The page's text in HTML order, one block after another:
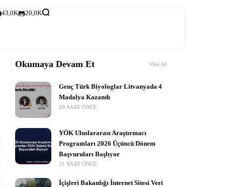
43,0K 20,0K
Okumaya Devam Et View All
Genç Türk Biyologlar Litvanyada 4
Madalya Kazandı
20 SAAT ÖNCE
YÖK Uluslararası Araştırmacı
Programları 2026 Üçüncü Dönem
Başvuruları Başlıyor
21 SAAT ÖNCE
İçişleri Bakanlığı İnternet Sitesi Veri